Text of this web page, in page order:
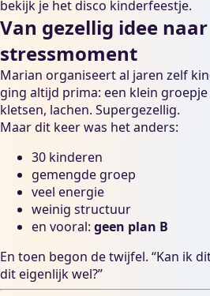
bekijk je hetdisco kinderfeestje.
Van gezellig idee naar
stressmoment
Marian organiseert al jaren zelf
ging altijd prima: een klein
kletsen, lachen. Supergezellig.
Maar dit keer was het anders:
30 kinderen
gemengde groep
veel energie
weinig structuur
en vooral: geen plan B
En toen begon de twijfel. “Kan ik
dit eigenlijk wel?”